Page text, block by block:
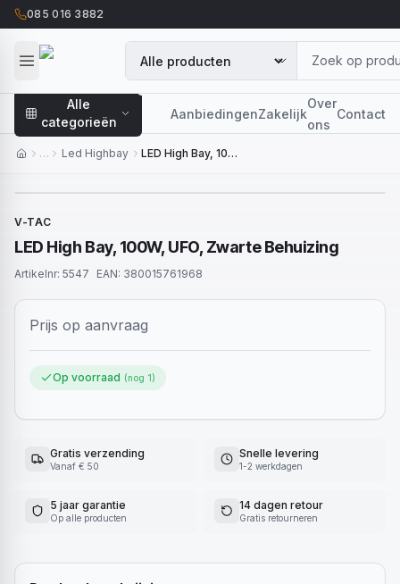
085 016 3882
Alle
categorieën
AanbiedingenZakelijk
Over
ons
Contact
… Led Highbay LED High Bay, 100W, UFO, Zwarte Behuizing
V-TAC
LED High Bay, 100W, UFO, Zwarte Behuizing
Artikelnr: 5547 EAN: 380015761968
Prijs op aanvraag
Op voorraad (nog 1)
Gratis verzending
Vanaf € 50
Snelle levering
1-2 werkdagen
5 jaar garantie
Op alle producten
14 dagen retour
Gratis retourneren